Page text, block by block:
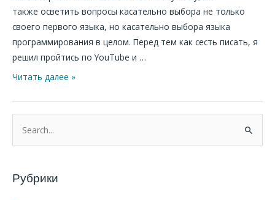
также осветить вопросы касательно выбора не только
своего первого языка, но касательно выбора языка
программирования в целом. Перед тем как сесть писать, я
решил пройтись по YouTube и …
годах
Читать далее »
о
сРубрики